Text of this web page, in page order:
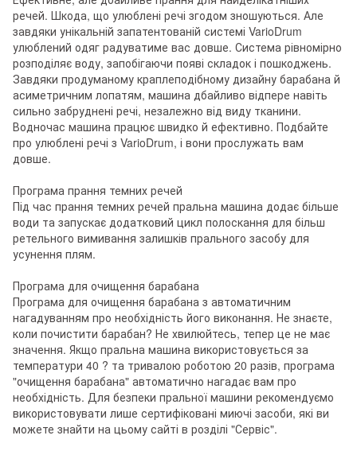
речей. Шкода, що улюблені речі згодом зношуються. Але
завдяки унікальній запатентованій системі VarioDrum
улюблений одяг радуватиме вас довше. Система рівномірно
розподіляє воду, запобігаючи появі складок і пошкоджень.
Завдяки продуманому краплеподібному дизайну барабана й
асиметричним лопатям, машина дбайливо відпере навіть
сильно забруднені речі, незалежно від виду тканини.
Водночас машина працює швидко й ефективно. Подбайте
про улюблені речі з VarioDrum, і вони прослужать вам
довше.
Програма прання темних речей
Під час прання темних речей пральна машина додає більше
води та запускає додатковий цикл полоскання для більш
ретельного вимивання залишків прального засобу для
усунення плям.
Програма для очищення барабана
Програма для очищення барабана з автоматичним
нагадуванням про необхідність його виконання. Не знаєте,
коли почистити барабан? Не хвилюйтесь, тепер це не має
значення. Якщо пральна машина використовується за
температури 40 ? та тривалою роботою 20 разів, програма
"очищення барабана" автоматично нагадає вам про
необхідність. Для безпеки пральної машини рекомендуємо
використовувати лише сертифіковані миючі засоби, які ви
можете знайти на цьому сайті в розділі "Сервіс".